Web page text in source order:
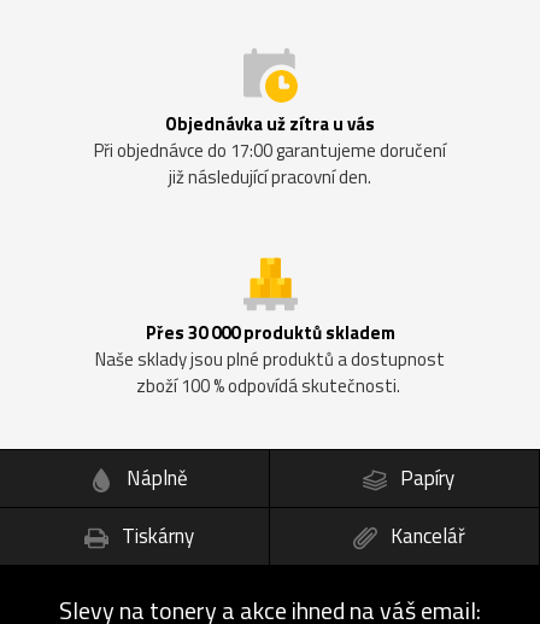
Objednávka už zítra u vás
Při objednávce do 17:00 garantujeme doručení
již následující pracovní den.
Přes 30 000 produktů skladem
Naše sklady jsou plné produktů a dostupnost
zboží 100 % odpovídá skutečnosti.
Náplně
Papíry
Tiskárny
Kancelář
Slevy na tonery a akce ihned na váš email: